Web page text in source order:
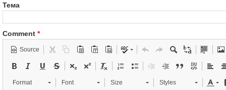
Тема
Comment *
Source
Format Font Size Styles